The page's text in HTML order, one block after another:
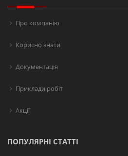
Про компанію
Корисно знати
Документація
Приклади робіт
Акції
ПОПУЛЯРНІ СТАТТІ